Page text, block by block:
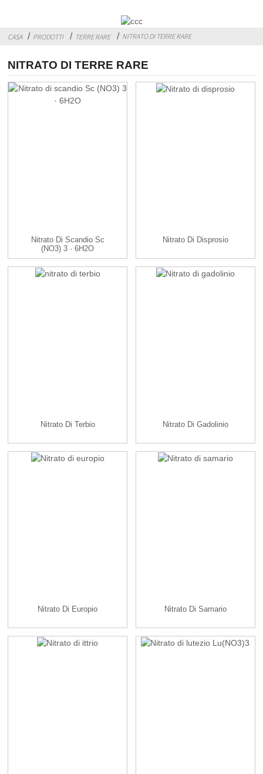
CASA PRODOTTI TERRE RARE NITRATO DI TERRE RARE
NITRATO DI TERRE RARE
Nitrato Di Scandio Sc
(NO3) 3 · 6H2O
Nitrato Di Disprosio
Nitrato Di Terbio Nitrato Di Gadolinio
Nitrato Di Europio Nitrato Di Samario